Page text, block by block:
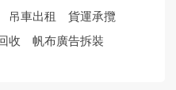
吊車出租
貨運承攬
收
帆布廣告拆裝